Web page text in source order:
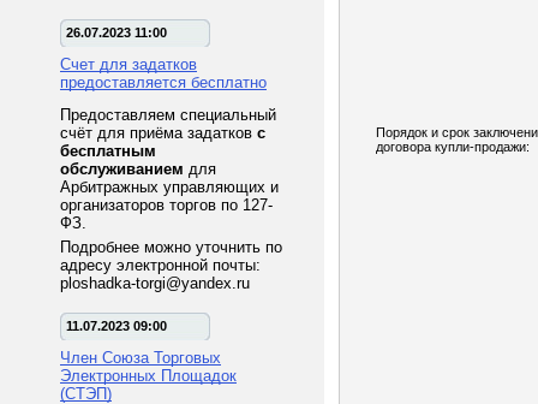
26.07.2023 11:00
Счет для задатков
предоставляется бесплатно
Предоставляем специальный
счёт для приёма задатков с
бесплатным
обслуживанием для
Арбитражных управляющих и
организаторов торгов по 127-
ФЗ.
Подробнее можно уточнить по
адресу электронной почты:
ploshadka-torgi@yandex.ru
11.07.2023 09:00
Член Союза Торговых
Электронных Площадок
(СТЭП)
Порядок и срок
договора купли-продажи: